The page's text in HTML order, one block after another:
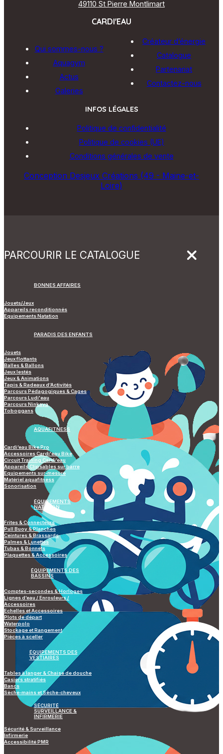
49110 St Pierre Montlimart
CARDI'EAU
Qui sommes-nous ?
Aquagym
Actus
Galeries
Créateur d’énergie
Catalogue
Partenariat
Contactez-nous
INFOS LÉGALES
Politique de confidentialité
Politique de cookies (UE)
Conditions générales de vente
Conception Desjeux Créations (49 - Maine-et-
Loire)
PARCOURIR LE CATALOGUE
BONNES AFFAIRES
Jouets/Jeux
Appareils reconditionnés
Equipements Natation
PARADIS DES ENFANTS
Jouets
Jeux flottants
Balles & Ballons
Jeux lestés
Jeux & Animations
Tapis & Radeaux d’Activités
Parcours Pédagogiques & Cages
Parcours Ludi'eau
Parcours Ninkaya
Toboggans
AQUAFITNESS
Cardi’eau Bike Pro
Accessoires Cardi'eau Bike
Circuit Training Cardi’eau
Appareils Clipsables sur barre
Equipements sur-mesure
Matériel aquafitness
Sonorisation
ÉQUIPEMENTS
NATATION
Frites & Connecteurs
Pull Buoy & Planches
Ceintures & Brassards
Palmes & Lunettes
Tubas & Bonnets
Plaquettes & Accessoires
ÉQUIPEMENTS DES
BASSINS
Comptes-secondes & Horloges
Lignes d’eau / Enrouleurs /
Accessoires
Echelles et Accessoires
Plots de départ
Waterpolo
Stockage et Rangement
Pièces à sceller
ÉQUIPEMENTS DES
VESTIAIRES
Tables à langer & Chaise de douche
Casiers stratifiés
Bancs
Sèche-mains et Sèche-cheveux
SÉCURITÉ
SURVEILLANCE &
INFIRMERIE
Sécurité & Surveillance
Infirmerie
Accessibilité PMR